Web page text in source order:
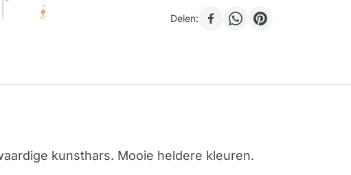
Delen:
kunsthars. Mooie heldere kleuren.